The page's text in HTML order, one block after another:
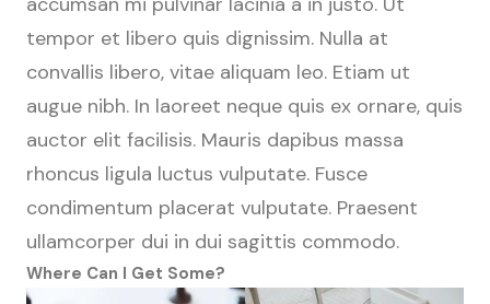
tempor et libero quis dignissim. Nulla at
convallis libero, vitae aliquam leo. Etiam ut
augue nibh. In laoreet neque quis ex ornare, quis
auctor elit facilisis. Mauris dapibus massa
rhoncus ligula luctus vulputate. Fusce
condimentum placerat vulputate. Praesent
ullamcorper dui in dui sagittis commodo.
Where Can I Get Some?